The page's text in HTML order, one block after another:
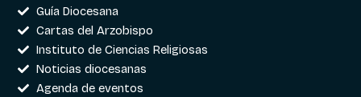
Guía Diocesana
Cartas del Arzobispo
Instituto de Ciencias Religiosas
Noticias diocesanas
Agenda de eventos